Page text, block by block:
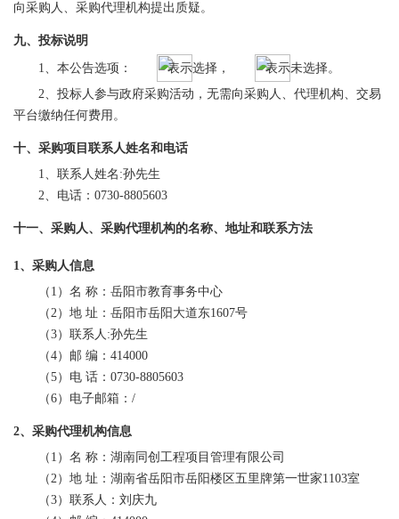
向采购人、采购代理机构提出质疑。
九、投标说明
1、本公告选项： 表示选择，
表示未选择。
2、投标人参与政府采购活动，无需向采购人、代理机构、交易
平台缴纳任何费用。
十、采购项目联系人姓名和电话
1、联系人姓名:孙先生
2、电话：0730-8805603
十一、采购人、采购代理机构的名称、地址和联系方法
1、采购人信息
（ 1）名 称：岳阳市教育事务中心
（2）地 址：岳阳市岳阳大道东1607号
（3）联系人:孙先生
（4）邮 编：414000
（5）电 话：0730-8805603
（6）电子邮箱：/
2、采购代理机构信息
（ 1）名 称：湖南同创工程项目管理有限公司
（2）地 址：湖南省岳阳市岳阳楼区五里牌第一世家1103室
（3）联系人： 刘庆九